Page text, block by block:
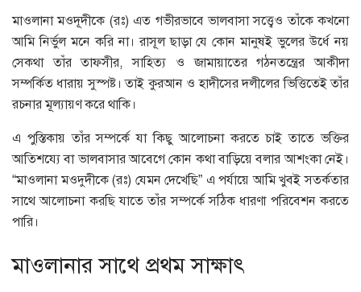
মাওলানা মওদূদীকে (রঃ) এত গভীরভাবে ভালবাসা সত্ত্বেও তাঁকে কখনো
আমি নির্ভুল মনে করি না। রাসূল ছাড়া যে কোন মানুষই ভুলের উর্ধে নয়
সেকথা তাঁর তাফসীর, সাহিত্য ও জামায়াতের গঠনতন্ত্রের আকীদা
সম্পর্কিত ধারায় সুস্পষ্ট। তাই কুরআন ও হাদীসের দলীলের ভিত্তিতেই তাঁর
রচনার মূল্যায়ণ করে থাকি।
এ পুস্তিকায় তাঁর সম্পর্কে যা কিছু আলোচনা করতে চাই তাতে ভক্তির
আতিশয্যে বা ভালবাসার আবেগে কোন কথা বাড়িয়ে বলার আশংকা নেই।
“মাওলানা মওদুদীকে (রঃ) যেমন দেখেছি” এ পর্যায়ে আমি খুবই সতর্কতার
সাথে আলোচনা করছি যাতে তাঁর সম্পর্কে সঠিক ধারণা পরিবেশন করতে
পারি।
মাওলানার সাথে প্রথম সাক্ষাৎ